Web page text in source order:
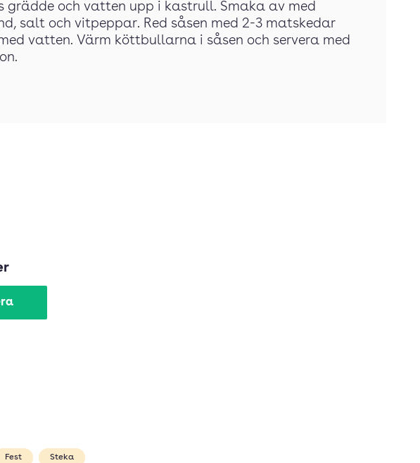
grädde och vatten upp i kastrull. Smaka av med
salt och vitpeppar. Red såsen med 2-3 matskedar
vatten. Värm köttbullarna i såsen och servera med
Fest Steka